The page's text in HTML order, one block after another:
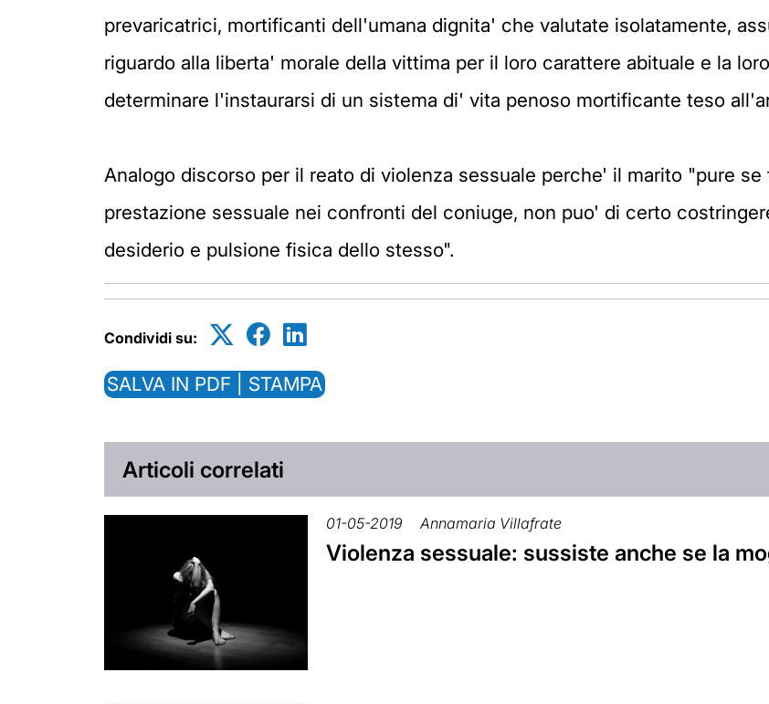
prevaricatrici, mortificanti dell'umana dignita' che valutate isolatamente,
riguardo alla liberta' morale della vittima per il loro carattere abituale e la
determinare l'instaurarsi di un sistema di' vita penoso mortificante teso
Analogo discorso per il reato di violenza sessuale perche' il marito "pure
prestazione sessuale nei confronti del coniuge, non puo' di certo
desiderio e pulsione fisica dello stesso".
Condividi su:
SALVA IN PDF | STAMPA
Articoli correlati
01-05-2019 Annamaria Villafrate
Violenza sessuale: sussiste anche se la